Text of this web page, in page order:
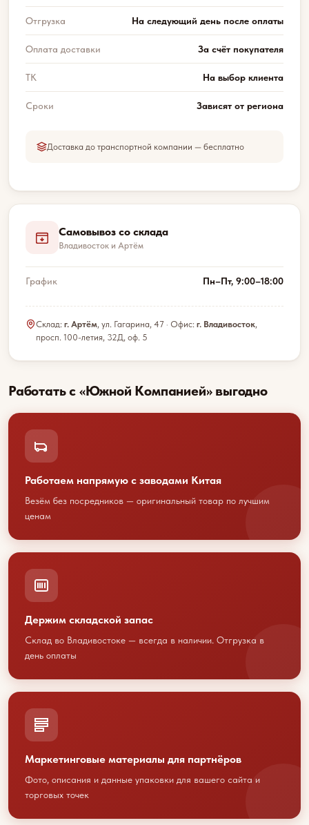
Отгрузка На следующий день после оплаты
Оплата доставки За счёт покупателя
ТК На выбор клиента
Сроки Зависят от региона
Доставка до транспортной компании — бесплатно
Самовывоз со склада
Владивосток и Артём
График Пн–Пт, 9:00–18:00
Склад: г. Артём, ул. Гагарина, 47 · Офис: г. Владивосток,
просп. 100-летия, 32Д, оф. 5
Работать с «Южной Компанией» выгодно
Работаем напрямую с заводами Китая
Везём без посредников — оригинальный товар по лучшим
ценам
Держим складской запас
Склад во Владивостоке — всегда в наличии. Отгрузка в
день оплаты
Маркетинговые материалы для партнёров
Фото, описания и данные упаковки для вашего сайта и
торговых точек
сотрудничество?
Свяжитесь с нами любым
или оставьте свои контакты
sales@youcofoods.ru- для заявок и
заказов
info@youcfoods.ru